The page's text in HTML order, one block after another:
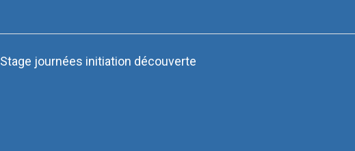
Stage journées initiation découverte